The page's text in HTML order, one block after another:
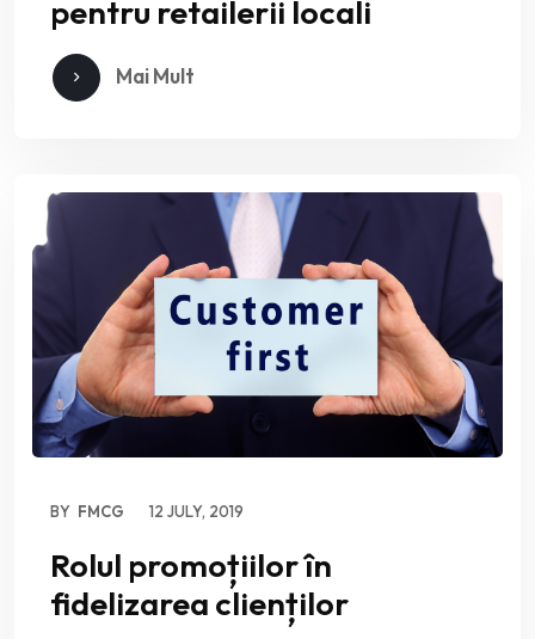
pentru retailerii locali
Mai Mult
BY FMCG 12 JULY, 2019
Rolul promoțiilor în
fidelizarea clienților